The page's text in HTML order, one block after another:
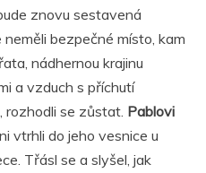
znovu sestavená
bezpečné místo, kam
nádhernou krajinu
a vzduch s příchutí
rozhodli se zůstat. Pablovi
vtrhli do jeho vesnice u
Třásl se a slyšel, jak